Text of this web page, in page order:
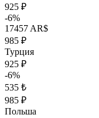
925 ₽
-6%
17457 AR$
985 ₽
Турция
925 ₽
-6%
535 ₺
985 ₽
Польша